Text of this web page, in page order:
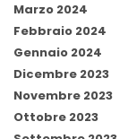
Marzo 2024
Febbraio 2024
Gennaio 2024
Dicembre 2023
Novembre 2023
Ottobre 2023